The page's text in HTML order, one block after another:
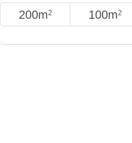
200m2 100m2